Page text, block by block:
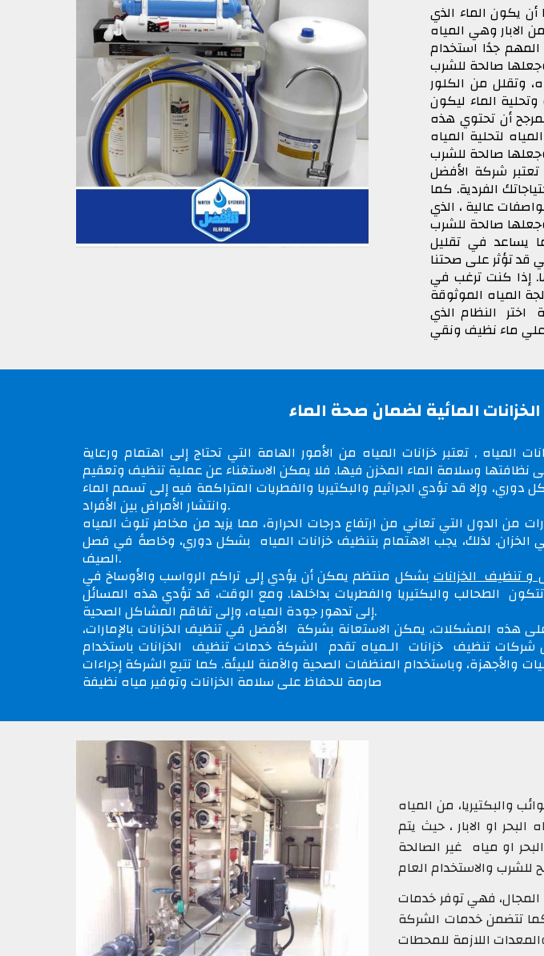
أن يكون الماء الذي
الابار وهي المياه
جدًا استخدام
وتقلل من الكلور
الماء ليكون
أن تحتوي هذه
لتحلية المياه
صالحة للشرب
تعتبر شركة الأفضل
الفردية. كما
عالية ، الذي
يساعد في تقليل
إذا كنت ترغب في
المياه الموثوقة
اختر النظام الذي
علي ماء نظيف ونقي
الخزاناتالمائية لضمان صحة الماء
المياه , تعتبر خزانات المياه من الأمور الهامة التي تحتاج إلى اهتمام ورعاية
نظافتها وسلامة الماء المخزن فيها. فلا يمكن الاستغناء عن عمليةتنظيف وتعقيم
دوري، وإلا قد تؤدي الجراثيم والبكتيريا والفطريات المتراكمة فيه إلى تسمم الماء
وانتشار الأمراض بين الأفراد.
من الدول التي تعاني من ارتفاع درجات الحرارة، مما يزيد من مخاطر تلوث المياه
الخزان. لذلك، يجب الاهتمام بتنظيف خزانات المياه بشكل دوري، وخاصةً في فصل
الصيف.
تنظيف الخزاناتبشكل منتظم يمكن أن يؤدي إلى تراكم الرواسب والأوساخ في
الطحالب والبكتيريا والفطريات بداخلها. ومع الوقت، قد تؤدي هذه المسائل
إلى تدهور جودة المياه، وإلى تفاقم المشاكل الصحية.
هذه المشكلات، يمكن الاستعانة بشركة الأفضل في تنظيف الخزانات بالإمارات،
تنظيف خزانات الـمياه تقدم الشركة خدمات تنظيف الخزانات باستخدام
والأجهزة، وباستخدام المنظفات الصحية والآمنة للبيئة. كما تتبع الشركة إجراءات
صارمة للحفاظ على سلامة الخزانات وتوفير مياه نظيفة
والبكتيريا، من المياه
البحر او الابار ، حيث يتم
او مياه غير الصالحة
فهي توفر خدمات
تتضمن خدمات الشركة